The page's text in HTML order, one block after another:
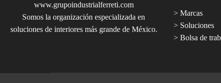
www.grupoindustrialferreti.com
Somos la organización especializada en
soluciones de interiores más grande de México.
> Marcas
> Soluciones
> Bolsa de